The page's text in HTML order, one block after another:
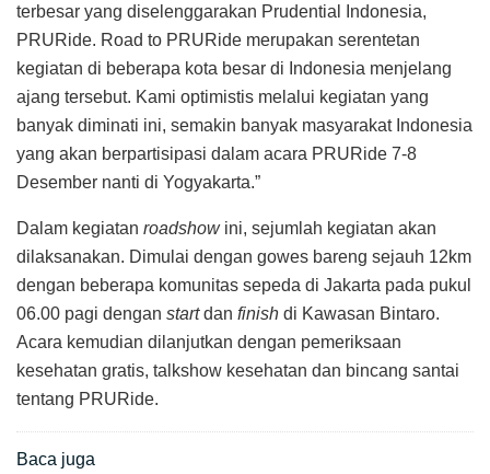
terbesar yang diselenggarakan Prudential Indonesia,
PRURide. Road to PRURide merupakan serentetan
kegiatan di beberapa kota besar di Indonesia menjelang
ajang tersebut. Kami optimistis melalui kegiatan yang
banyak diminati ini, semakin banyak masyarakat Indonesia
yang akan berpartisipasi dalam acara PRURide 7-8
Desember nanti di Yogyakarta.”
Dalam kegiatan roadshowini, sejumlah kegiatan akan
dilaksanakan. Dimulai dengan gowes bareng sejauh 12km
dengan beberapa komunitas sepeda di Jakarta pada pukul
06.00 pagi dengan startdan finish di Kawasan Bintaro.
Acara kemudian dilanjutkan dengan pemeriksaan
kesehatan gratis, talkshow kesehatan dan bincang santai
tentang PRURide.
Baca juga